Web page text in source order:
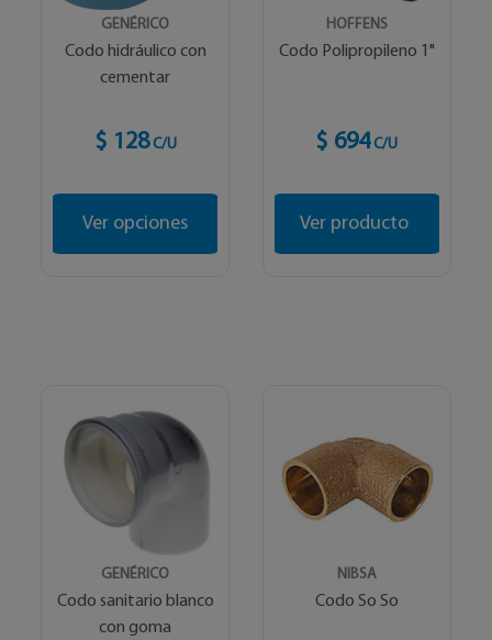
GENÉRICO
Codo hidráulico con
cementar
$ 128 C/U
Ver opciones
HOFFENS
Codo Polipropileno 1"
$ 694 C/U
Ver producto
GENÉRICO
Codo sanitario blanco
con goma
NIBSA
Codo So So